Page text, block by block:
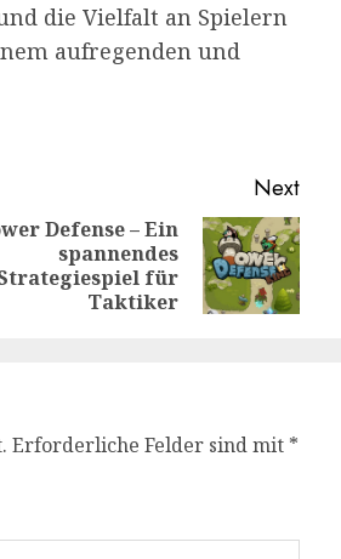
die Vielfalt an Spielern
aufregenden und
Next
Defense – Ein
spannendes
für
Taktiker
Erforderliche Felder sind mit *